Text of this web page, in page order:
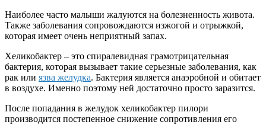
Наиболее часто малыши жалуются на болезненность живота.
Также заболевания сопровождаются изжогой и отрыжкой,
которая имеет очень неприятный запах.
Хеликобактер – это спиралевидная грамотрицательная
бактерия, которая вызывает такие серьезные заболевания, как
рак или язва желудка. Бактерия является анаэробной и обитает
в воздухе. Именно поэтому ней достаточно просто заразится.
После попадания в желудок хеликобактер пилори
производится постепенное снижение сопротивления его